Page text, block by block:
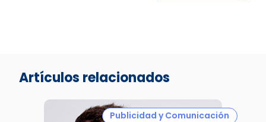
Artículos relacionados
Publicidad y Comunicación